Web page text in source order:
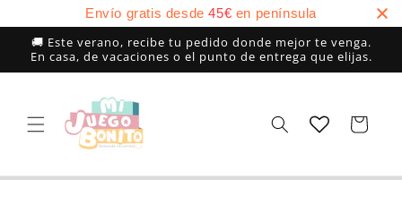
Envío gratis desde45€ en península
directamente
al contenido
🚚 Este verano, recibe tu pedido donde mejor te venga.
En casa, de vacaciones o el punto de entrega que elijas.
Carrito